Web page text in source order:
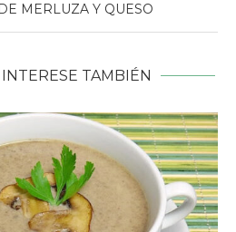
MERLUZA Y QUESO
TAMBIÉN